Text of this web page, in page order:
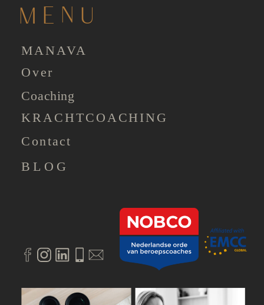
BLOG
KRACHTCOACHING
Contact
Coaching
Over
MANAVA
MENU